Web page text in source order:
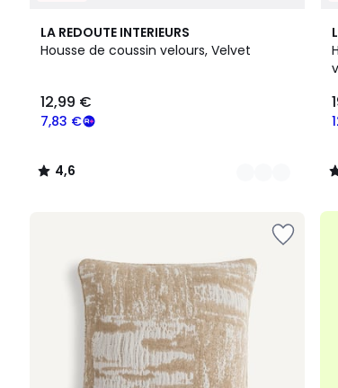
LA REDOUTE INTERIEURS
Housse de coussin velours, Velvet
€
souscrivez
programme
place
7,83 €
12,99 €
4,6
/ 5
10
Couleurs
4,6
/
/